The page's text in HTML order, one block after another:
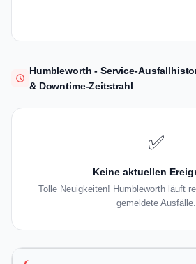
Humbleworth - Service-
& Downtime-Zeitstrahl
✅
Keine aktuellen
Tolle Neuigkeiten! Humbleworth läuft
gemeldete Ausfälle.